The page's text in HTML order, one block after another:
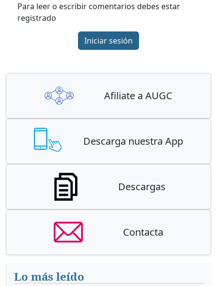
Para leer o escribir comentarios debes estar
registrado
Iniciar sesión
Afiliate a AUGC
Descarga nuestra App
Descargas
Contacta
Lo más leído